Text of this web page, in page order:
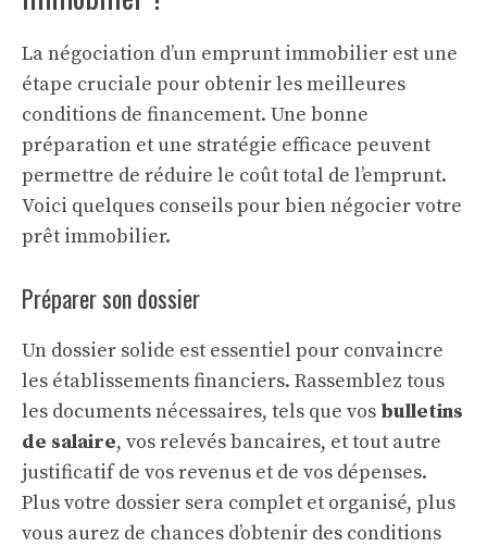
La négociation d’un emprunt immobilier est une
étape cruciale pour obtenir les meilleures
conditions de financement. Une bonne
préparation et une stratégie efficace peuvent
permettre de réduire le coût total de l’emprunt.
Voici quelques conseils pour bien négocier votre
prêt immobilier.
Préparer son dossier
Un dossier solide est essentiel pour convaincre
les établissements financiers. Rassemblez tous
les documents nécessaires, tels que vos bulletins
de salaire, vos relevés bancaires, et tout autre
justificatif de vos revenus et de vos dépenses.
Plus votre dossier sera complet et organisé, plus
vous aurez de chances d’obtenir des conditions